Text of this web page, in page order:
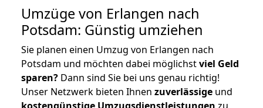
Umzüge von Erlangen nach
Potsdam: Günstig umziehen
Sie planen einen Umzug von Erlangen nach
Potsdam und möchten dabei möglichstviel Geld
sparen? Dann sind Sie bei uns genau richtig!
Unser Netzwerk bieten Ihnen zuverlässige und